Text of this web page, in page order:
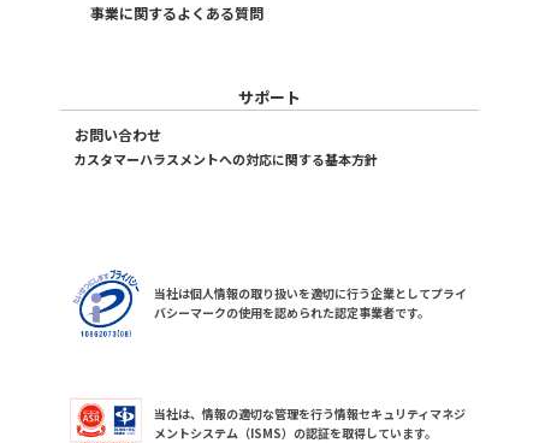
事業に関するよくある質問
サポート
お問い合わせ
カスタマーハラスメントへの対応に関する基本方針
当社は個人情報の取り扱いを適切に行う企業としてプライ
バシーマークの使用を認められた認定事業者です。
当社は、情報の適切な管理を行う情報セキュリティマネジ
メントシステム（ISMS）の認証を取得しています。